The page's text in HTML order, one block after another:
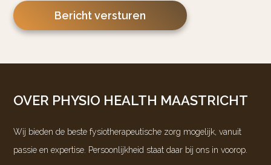
OVER PHYSIO HEALTH MAASTRICHT
Wij bieden de beste fysiotherapeutische zorg mogelijk, vanuit
passie en expertise. Persoonlijkheid staat daar bij ons in voorop.